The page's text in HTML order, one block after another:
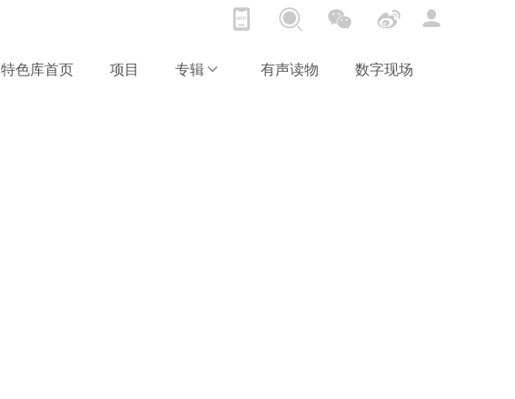
特色库首页 项目 专辑 有声读物 数字现场